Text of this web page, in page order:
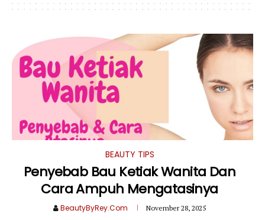
BEAUTY TIPS
Penyebab Bau Ketiak Wanita Dan
Cara Ampuh Mengatasinya
BeautyByRey.Com November 28, 2025